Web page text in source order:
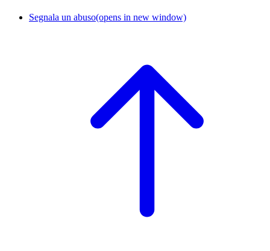
Segnala un abuso(opens in new window)